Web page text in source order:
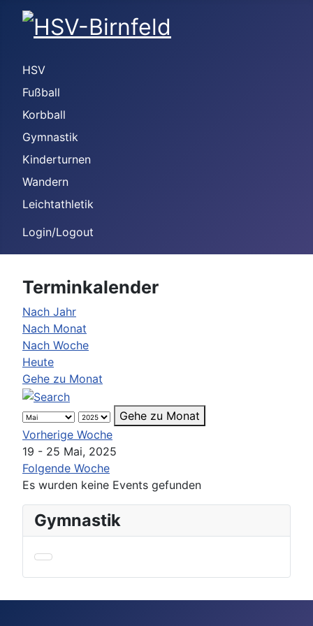
HSV
Fußball
Korbball
Gymnastik
Kinderturnen
Wandern
Leichtathletik
Login/Logout
Terminkalender
Nach Jahr
Nach Monat
Nach Woche
Heute
Gehe zu Monat
Gehe zu Monat
Vorherige Woche
19 - 25 Mai, 2025
Folgende Woche
Es wurden keine Events gefunden
Gymnastik